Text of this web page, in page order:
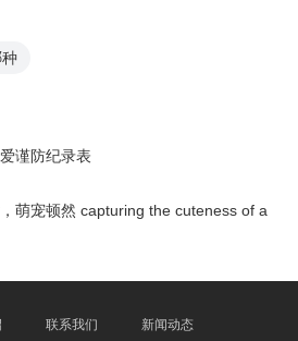
谨防纪录表
萌宠顿然 capturing the cuteness of a
联系我们 新闻动态